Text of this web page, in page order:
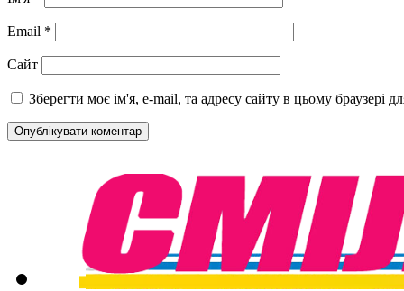
Email *
Сайт
Зберегти моє ім'я, e-mail, та адресу сайту в цьому браузері